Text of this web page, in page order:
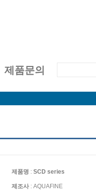
제품문의
제품명 : SCD series
제조사 : AQUAFINE